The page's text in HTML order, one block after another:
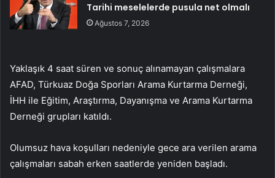
Tarihi meselelerde pusula net olmalı
Ağustos 7, 2026
Yaklaşık 4 saat süren ve sonuç alınamayan çalışmalara
AFAD, Türkuaz Doğa Sporları Arama Kurtarma Derneği,
İHH ile Eğitim, Araştırma, Dayanışma ve Arama Kurtarma
Derneği grupları katıldı.
Olumsuz hava koşulları nedeniyle gece ara verilen arama
çalışmaları sabah erken saatlerde yeniden başladı.